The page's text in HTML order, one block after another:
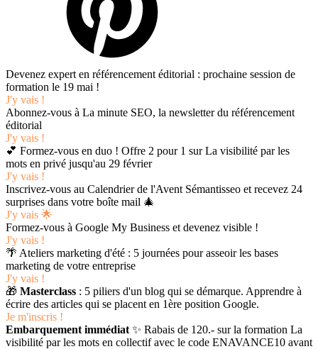
Devenez expert en référencement éditorial : prochaine session de
formation le 19 mai !
J'y vais !
Abonnez-vous à La minute SEO, la newsletter du référencement
éditorial
J'y vais !
💕 Formez-vous en duo ! Offre 2 pour 1 sur La visibilité par les
mots en privé jusqu'au 29 février
J'y vais !
Inscrivez-vous au Calendrier de l'Avent Sémantisseo et recevez 24
surprises dans votre boîte mail 🎄
J'y vais 🌟
Formez-vous à Google My Business et devenez visible !
J'y vais !
🌴 Ateliers marketing d'été : 5 journées pour asseoir les bases
marketing de votre entreprise
J'y vais !
🎁 Masterclass : 5 piliers d'un blog qui se démarque. Apprendre à
écrire des articles qui se placent en 1ère position Google.
Je m'inscris !
Embarquement immédiat ✨ Rabais de 120.- sur la formation La
visibilité par les mots en collectif avec le code ENAVANCE10 avant